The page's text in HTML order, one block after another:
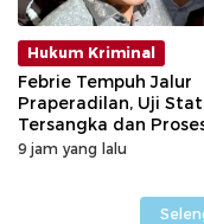
Hukum Kriminal
Febrie Tempuh Jalur
Praperadilan, Uji
Tersangka dan
Penyidikan
9 jam yang lalu